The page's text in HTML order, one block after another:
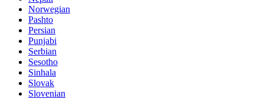
Norwegian
Pashto
Persian
Punjabi
Serbian
Sesotho
Sinhala
Slovak
Slovenian